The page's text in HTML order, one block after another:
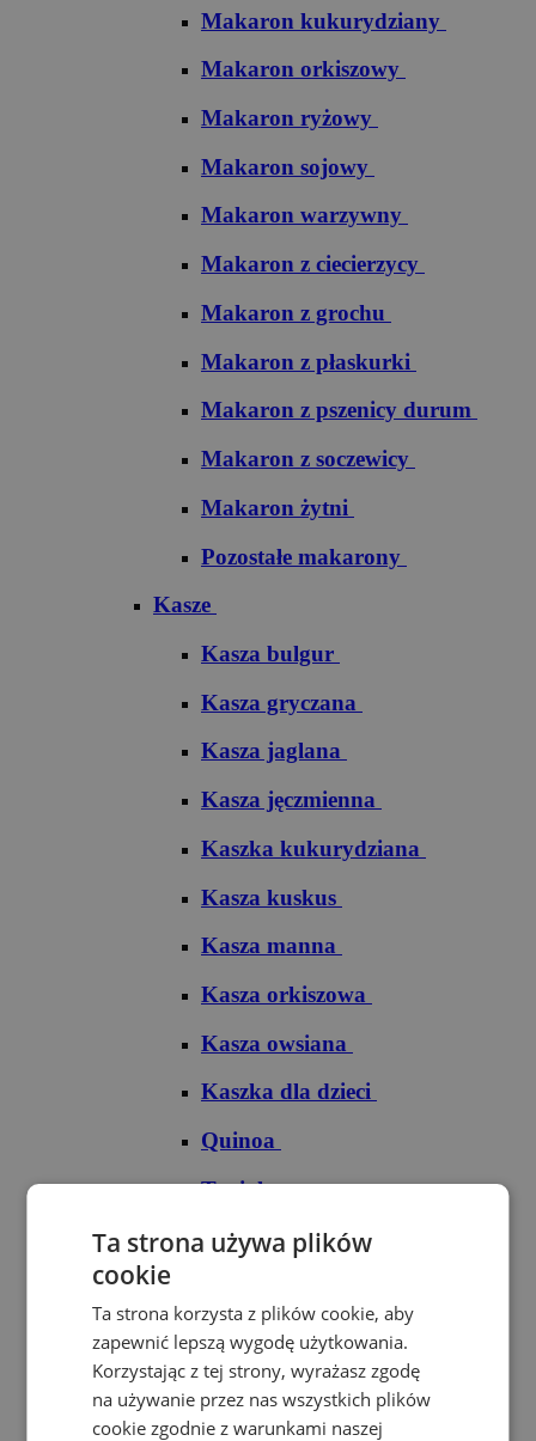
Makaron kukurydziany
Makaron orkiszowy
Makaron ryżowy
Makaron sojowy
Makaron warzywny
Makaron z ciecierzycy
Makaron z grochu
Makaron z płaskurki
Makaron z pszenicy durum
Makaron z soczewicy
Makaron żytni
Pozostałe makarony
Kasze
Kasza bulgur
Kasza gryczana
Kasza jaglana
Kasza jęczmienna
Kaszka kukurydziana
Kasza kuskus
Kasza manna
Kasza orkiszowa
Kasza owsiana
Kaszka dla dzieci
Quinoa
Tapioka
Ryże
Ryż basmati
Ryż biały
Ryż brązowy
Ta strona używa plików
cookie
Ta strona korzysta z plików cookie, aby
zapewnić lepszą wygodę użytkowania.
Korzystając z tej strony, wyrażasz zgodę
na używanie przez nas wszystkich plików
cookie zgodnie z warunkami naszej